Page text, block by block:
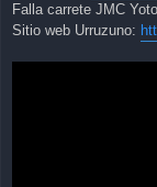
Falla carrete JMC
Sitio web Urruzuno: